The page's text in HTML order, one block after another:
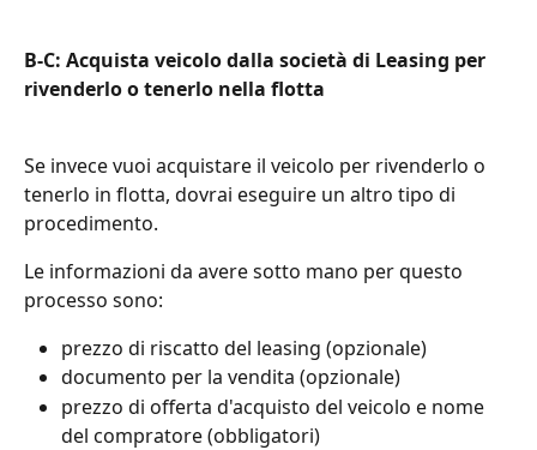
B-C: Acquista veicolo dalla società di Leasing per
rivenderlo o tenerlo nella flotta
Se invece vuoi acquistare il veicolo per rivenderlo o
tenerlo in flotta, dovrai eseguire un altro tipo di
procedimento.
Le informazioni da avere sotto mano per questo
processo sono:
prezzo di riscatto del leasing (opzionale)
documento per la vendita (opzionale)
prezzo di offerta d'acquisto del veicolo e nome
del compratore (obbligatori)